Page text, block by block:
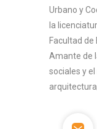
Urbano y
la
Facultad de
Amante de
sociales y